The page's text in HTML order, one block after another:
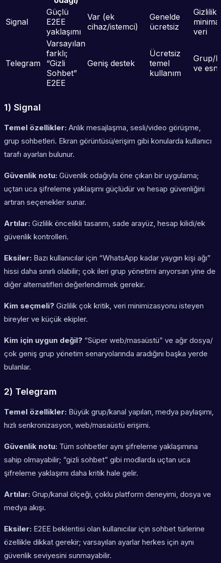
Signal
Güçlü
E2EE
yaklaşımı
Var (ek
cihaz/istemci)
Genelde
ücretsiz
Gizlilik
minimal
veri
Telegram
Varsayılan
farklı;
“Gizli
Sohbet”
E2EE
Geniş destek
Ücretsiz
temel
kullanım
Grup/
ve
1) Signal
Temel özellikler: Anlık mesajlaşma, sesli/video görüşme,
grup sohbetleri. Ekran görüntüsü/erişim gibi konularda kullanıcı
tarafı ayarları bulunur.
Güvenlik notu: Güvenlik odağıyla öne çıkan bir uygulama;
uçtan uca şifreleme yaklaşımı güçlüdür ve hesap güvenliğini
artıran seçenekler sunar.
Artılar: Gizlilik öncelikli tasarım, sade arayüz, hesap kilidi/ek
güvenlik kontrolleri.
Eksiler: Bazı kullanıcılar için “WhatsApp kadar yaygın kişi ağı”
hissi daha sınırlı olabilir; çok ileri grup yönetimi arıyorsan yine de
diğer alternatifleri değerlendirmek gerekir.
Kim seçmeli? Gizlilik çok kritik, veri minimizasyonu isteyen
bireyler ve küçük ekipler.
Kim için uygun değil? “Süper web/masaüstü” ve ağır dosya/
çok geniş grup yönetim senaryolarında aradığını başka yerde
bulanlar.
2) Telegram
Temel özellikler: Büyük grup/kanal yapıları, medya paylaşımı,
hızlı senkronizasyon, web/masaüstü erişimi.
Güvenlik notu: Tüm sohbetler aynı şifreleme yaklaşımına
sahip olmayabilir; “gizli sohbet” gibi modlarda uçtan uca
şifreleme yaklaşımı daha kritik hale gelir.
Artılar: Grup/kanal ölçeği, çoklu platform deneyimi, dosya ve
medya akışı.
Eksiler: E2EE beklentisi olan kullanıcılar için sohbet türlerine
özellikle dikkat gerekir; varsayılan ayarlar herkes için aynı
güvenlik seviyesini sunmayabilir.